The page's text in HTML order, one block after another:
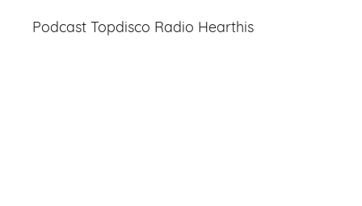
Podcast Topdisco Radio Hearthis